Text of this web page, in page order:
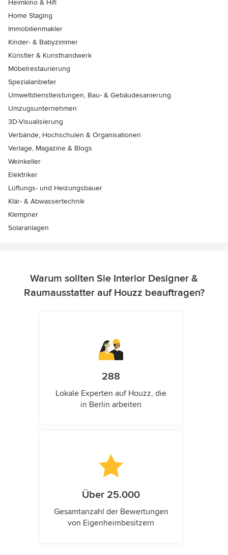
Heimkino & Hifi
Home Staging
Immobilienmakler
Kinder- & Babyzimmer
Künstler & Kunsthandwerk
Möbelrestaurierung
Spezialanbieter
Umweltdienstleistungen, Bau- & Gebäudesanierung
Umzugsunternehmen
3D-Visualisierung
Verbände, Hochschulen & Organisationen
Verlage, Magazine & Blogs
Weinkeller
Elektriker
Lüftungs- und Heizungsbauer
Klär- & Abwassertechnik
Klempner
Solaranlagen
Warum sollten Sie Interior Designer &
Raumausstatter auf Houzz beauftragen?
288
Lokale Experten auf Houzz, die
in Berlin arbeiten
Über 25.000
Gesamtanzahl der Bewertungen
von Eigenheimbesitzern